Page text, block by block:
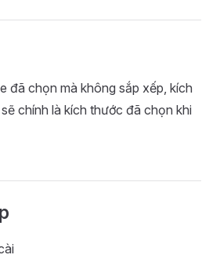
đã chọn mà không sắp xếp, kích
chính là kích thước đã chọn khi